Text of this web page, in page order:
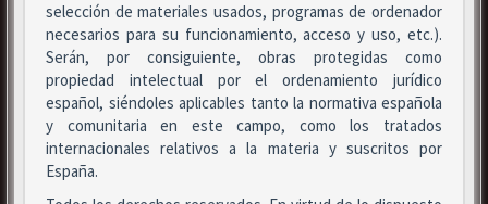
selección de materiales usados, programas de ordenador
necesarios para su funcionamiento, acceso y uso, etc.).
Serán, por consiguiente, obras protegidas como
propiedad intelectual por el ordenamiento jurídico
español, siéndoles aplicables tanto la normativa española
y comunitaria en este campo, como los tratados
internacionales relativos a la materia y suscritos por
España.